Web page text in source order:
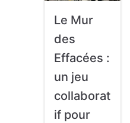
Le Mur
des
Effacées :
un jeu
collaborat
if pour